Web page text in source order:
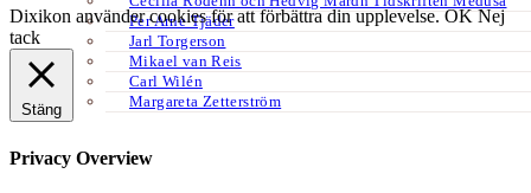
Per Arne Tjäder
Jarl Torgerson
Mikael van Reis
Carl Wilén
Margareta Zetterström
Dixikon använder cookies för att förbättra din upplevelse.OK Nej
tack
Stäng
Privacy Overview